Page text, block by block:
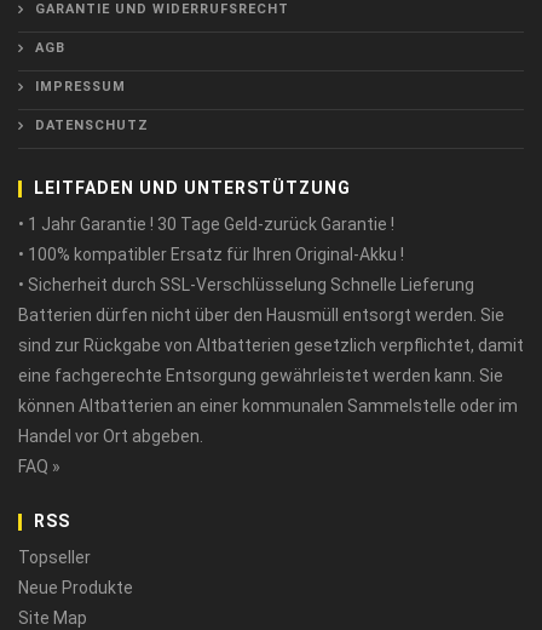
GARANTIE UND WIDERRUFSRECHT
AGB
IMPRESSUM
DATENSCHUTZ
LEITFADEN UND UNTERSTÜTZUNG
• 1 Jahr Garantie ! 30 Tage Geld-zurück Garantie !
• 100% kompatibler Ersatz für Ihren Original-Akku !
• Sicherheit durch SSL-Verschlüsselung Schnelle Lieferung
Batterien dürfen nicht über den Hausmüll entsorgt werden. Sie
sind zur Rückgabe von Altbatterien gesetzlich verpflichtet, damit
eine fachgerechte Entsorgung gewährleistet werden kann. Sie
können Altbatterien an einer kommunalen Sammelstelle oder im
Handel vor Ort abgeben.
FAQ »
RSS
Topseller
Neue Produkte
Site Map